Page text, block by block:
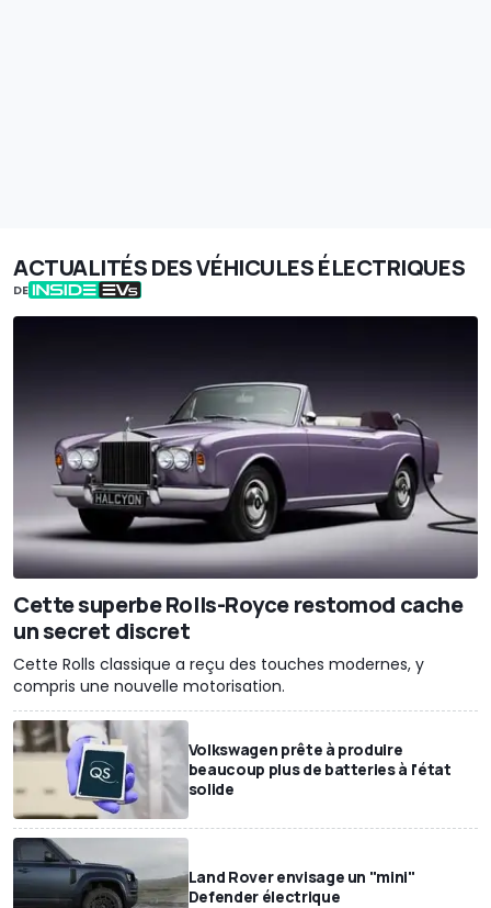
ACTUALITÉS DES VÉHICULES ÉLECTRIQUES
DE
Cette superbe Rolls-Royce restomod cache
un secret discret
Cette Rolls classique a reçu des touches modernes, y
compris une nouvelle motorisation.
Volkswagen prête à produire
beaucoup plus de batteries à l'état
solide
Land Rover envisage un "mini"
Defender électrique